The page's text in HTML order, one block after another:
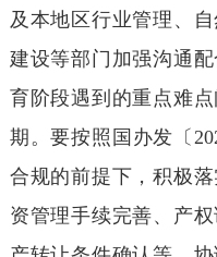
及本地区行业管理、
建设等部门加强沟通
育阶段遇到的重点难
期。要按照国办发〔
合规的前提下，积极
资管理手续完善、产